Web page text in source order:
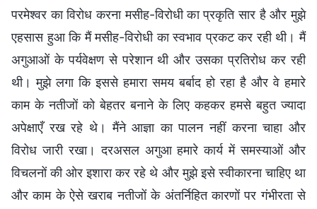
परमेश्वर का विरोध करना मसीह-विरोधी का प्रकृति सार है और मुझे
एहसास हुआ कि मैं मसीह-विरोधी का स्वभाव प्रकट कर रही थी। मैं
अगुआओं के पर्यवेक्षण से परेशान थी और उसका प्रतिरोध कर रही
थी। मुझे लगा कि इससे हमारा समय बर्बाद हो रहा है और वे हमारे
काम के नतीजों को बेहतर बनाने के लिए कहकर हमसे बहुत ज्यादा
अपेक्षाएँ रख रहे थे। मैंने आज्ञा का पालन नहीं करना चाहा और
विरोध जारी रखा। दरअसल अगुआ हमारे कार्य में समस्याओं और
विचलनों की ओर इशारा कर रहे थे और मुझे इसे स्वीकारना चाहिए था
और काम के ऐसे खराब नतीजों के अंतर्निहित कारणों पर गंभीरता से